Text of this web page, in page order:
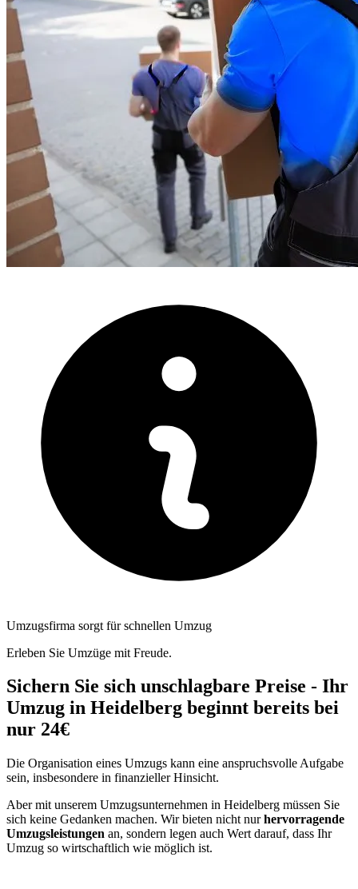
Umzugsfirma sorgt für schnellen Umzug
Erleben Sie Umzüge mit Freude.
Sichern Sie sich unschlagbare Preise - Ihr
Umzug in Heidelberg beginnt bereits bei
nur 24€
Die Organisation eines Umzugs kann eine anspruchsvolle Aufgabe
sein, insbesondere in finanzieller Hinsicht.
Aber mit unserem Umzugsunternehmen in Heidelberg müssen Sie
sich keine Gedanken machen. Wir bieten nicht nurhervorragende
Umzugsleistungen an, sondern legen auch Wert darauf, dass Ihr
Umzug so wirtschaftlich wie möglich ist.